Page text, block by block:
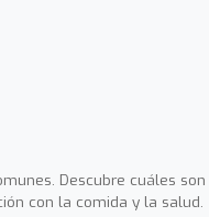
Descubre cuáles son
con la comida y la salud.